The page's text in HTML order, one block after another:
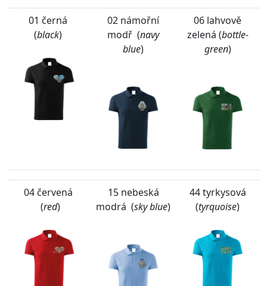
01 černá
(black)
02 námořní
modř (navy
blue)
06 lahvově
zelená (bottle-
green)
04 červená
(red)
15 nebeská
modrá (sky blue)
44 tyrkysová
(tyrquoise)